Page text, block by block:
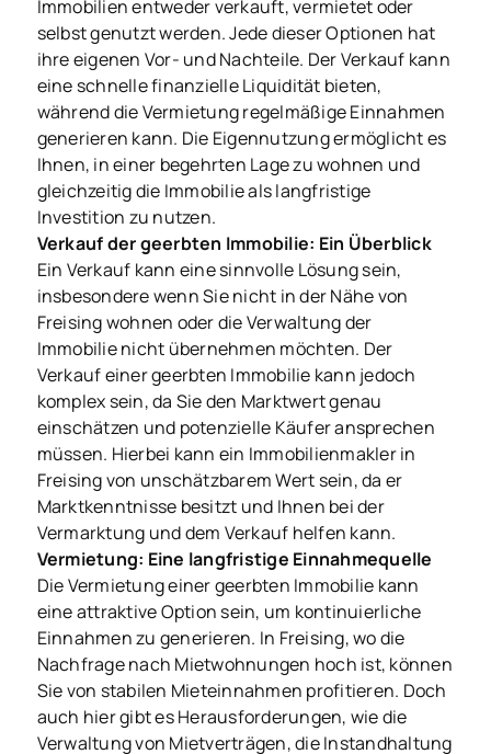
Immobilien entweder verkauft, vermietet oder
selbst genutzt werden. Jede dieser Optionen hat
ihre eigenen Vor- und Nachteile. Der Verkauf kann
eine schnelle finanzielle Liquidität bieten,
während die Vermietung regelmäßige Einnahmen
generieren kann. Die Eigennutzung ermöglicht es
Ihnen, in einer begehrten Lage zu wohnen und
gleichzeitig die Immobilie als langfristige
Investition zu nutzen.
Verkauf der geerbten Immobilie: Ein Überblick
Ein Verkauf kann eine sinnvolle Lösung sein,
insbesondere wenn Sie nicht in der Nähe von
Freising wohnen oder die Verwaltung der
Immobilie nicht übernehmen möchten. Der
Verkauf einer geerbten Immobilie kann jedoch
komplex sein, da Sie den Marktwert genau
einschätzen und potenzielle Käufer ansprechen
müssen. Hierbei kann ein Immobilienmakler in
Freising von unschätzbarem Wert sein, da er
Marktkenntnisse besitzt und Ihnen bei der
Vermarktung und dem Verkauf helfen kann.
Vermietung: Eine langfristige Einnahmequelle
Die Vermietung einer geerbten Immobilie kann
eine attraktive Option sein, um kontinuierliche
Einnahmen zu generieren. In Freising, wo die
Nachfrage nach Mietwohnungen hoch ist, können
Sie von stabilen Mieteinnahmen profitieren. Doch
auch hier gibt es Herausforderungen, wie die
Verwaltung von Mietverträgen, die Instandhaltung